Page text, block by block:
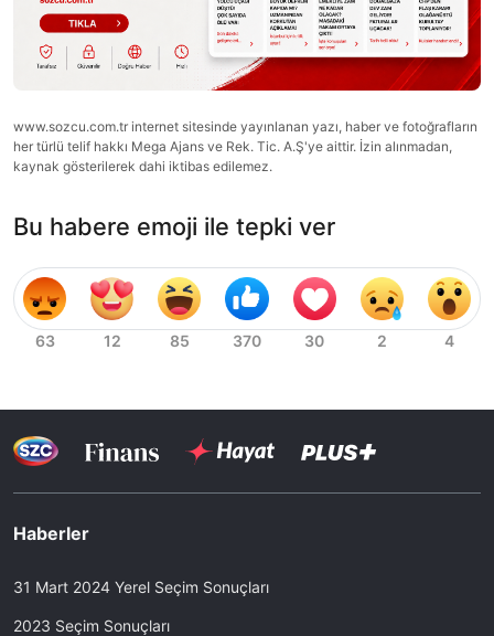
www.sozcu.com.tr internet sitesinde yayınlanan yazı, haber ve fotoğrafların
her türlü telif hakkı Mega Ajans ve Rek. Tic. A.Ş'ye aittir. İzin alınmadan,
kaynak gösterilerek dahi iktibas edilemez.
Bu habere emoji ile tepki ver
Haberler
31 Mart 2024 Yerel Seçim Sonuçları
2023 Seçim Sonuçları